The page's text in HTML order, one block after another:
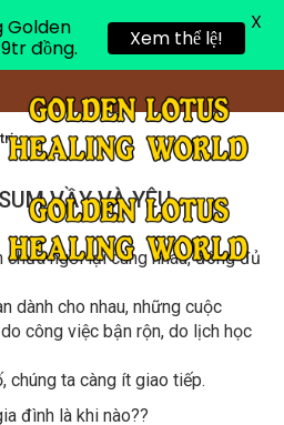
VẦY VÀ YÊU
chưa ngồi lại cùng nhau, đông đủ
dành cho nhau, những cuộc
công việc bận rộn, do lịch học
chúng ta càng ít giao tiếp.
đình là khi nào??
Golden
đồng.
Xem thể lệ!
X